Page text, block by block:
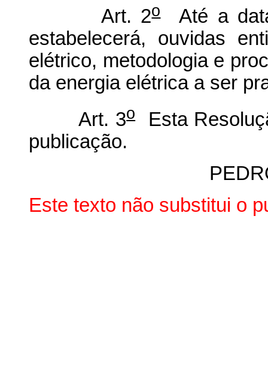
Art. 2oAté a
estabelecerá, ouvidas
elétrico, metodologia e
da energia elétrica a ser
Art. 3oEsta
publicação.
Este texto não substitui o